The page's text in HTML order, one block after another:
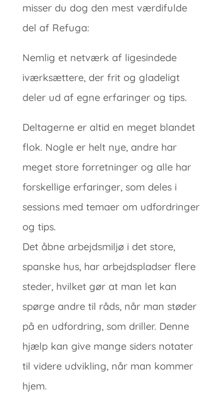
misser du dog den mest værdifulde
del af Refuga:
Nemlig et netværk af ligesindede
iværksættere, der frit og gladeligt
deler ud af egne erfaringer og tips.
Deltagerne er altid en meget blandet
flok. Nogle er helt nye, andre har
meget store forretninger og alle har
forskellige erfaringer, som deles i
sessions med temaer om udfordringer
og tips.
Det åbne arbejdsmiljø i det store,
spanske hus, har arbejdspladser flere
steder, hvilket gør at man let kan
spørge andre til råds, når man støder
på en udfordring, som driller. Denne
hjælp kan give mange siders notater
til videre udvikling, når man kommer
hjem.